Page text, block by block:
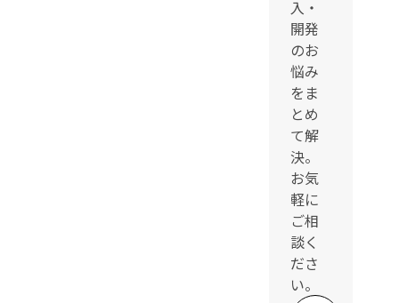
入・
開発
のお
悩み
をま
とめ
て解
決。
お気
軽に
ご相
談く
ださ
い。